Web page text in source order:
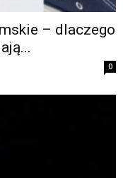
– dlaczego
0